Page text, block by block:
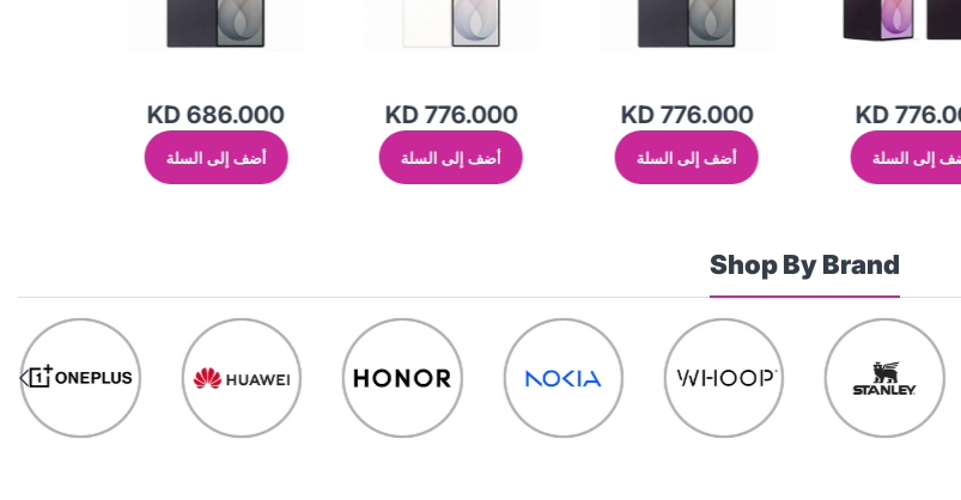
KD
إلى السلة
KD 776.000
أضف إلى السلة
KD 776.000
أضف إلى السلة
KD 686.000
أضف إلى السلة
Shop By Brand